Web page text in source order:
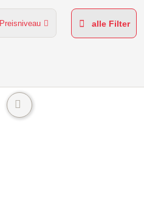
Preisniveau alle Filter